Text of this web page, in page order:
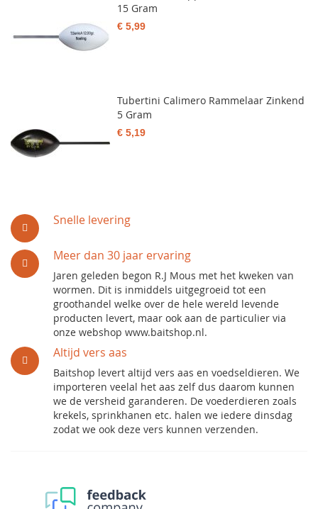
Snelle levering
Meer dan 30 jaar ervaring
Jaren geleden begon R.J Mous met het kweken van
wormen. Dit is inmiddels uitgegroeid tot een
groothandel welke over de hele wereld levende
producten levert, maar ook aan de particulier via
onze webshop www.baitshop.nl.
Altijd vers aas
Baitshop levert altijd vers aas en voedseldieren. We
importeren veelal het aas zelf dus daarom kunnen
we de versheid garanderen. De voederdieren zoals
krekels, sprinkhanen etc. halen we iedere dinsdag
zodat we ook deze vers kunnen verzenden.
15 Gram
€ 5,99
Tubertini Calimero Rammelaar Zinkend
5 Gram
€ 5,19